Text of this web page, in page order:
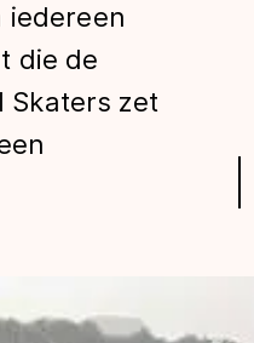
iedereen
die de
Skaters zet